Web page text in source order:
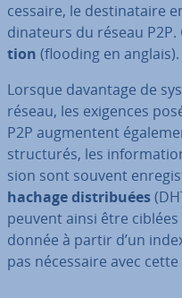
ces­saire, le des­ti­na­taire
di­na­teurs du réseau
tion (flooding en anglais).
Lorsque davantage de
réseau, les exigences
P2P aug­men­tent
struc­tu­rés, les
sion sont souvent
hachage dis­tri­buées
peuvent ainsi être
donnée à partir d’un
pas né­ces­saire avec